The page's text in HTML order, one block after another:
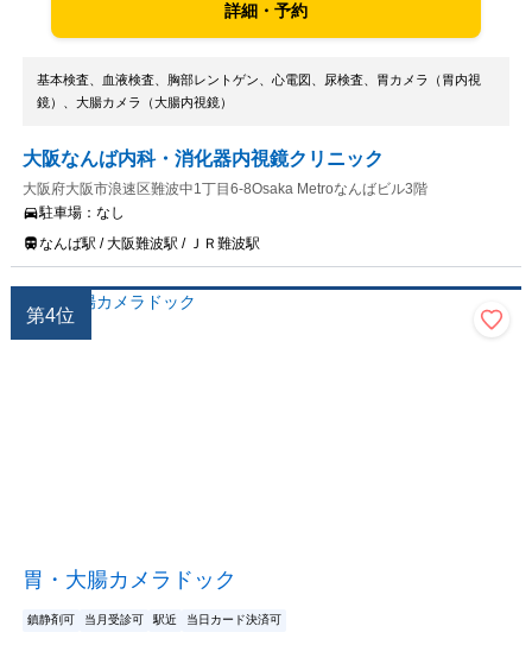
詳細・予約
基本検査、血液検査、胸部レントゲン、心電図、尿検査、胃カメラ（胃内視
鏡）、大腸カメラ（大腸内視鏡）
大阪なんば内科・消化器内視鏡クリニック
大阪府大阪市浪速区難波中1丁目6-8Osaka Metroなんばビル3階
駐車場： なし
なんば駅 / 大阪難波駅 / ＪＲ難波駅
第4位
胃・大腸カメラドック
鎮静剤可 当月受診可 駅近 当日カード決済可